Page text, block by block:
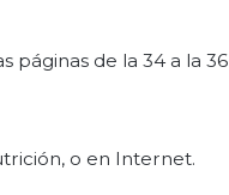
páginas de la 34 a la 36
o en Internet.